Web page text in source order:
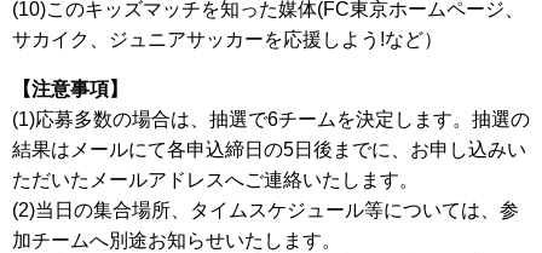
(10)このキッズマッチを知った媒体(FC東京ホームページ、
サカイク、ジュニアサッカーを応援しよう!など）
【注意事項】
(1)応募多数の場合は、抽選で6チームを決定します。抽選の
結果はメールにて各申込締日の5日後までに、お申し込みい
ただいたメールアドレスへご連絡いたします。
(2)当日の集合場所、タイムスケジュール等については、参
加チームへ別途お知らせいたします。